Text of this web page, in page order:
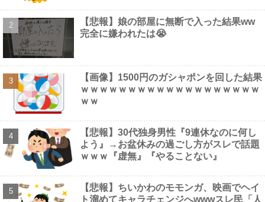
【画像】 大久保佳代子さん、やっぱりドスケベだったｗｗｗｗｗ
ｗ NEW!
ジャッキー・チェン「濃いメンツでお酒飲んだw(パシャ」 NEW!
Powered by livedoor 相互RSS
【悲報】娘の部屋に無断で入った結果ww
完全に嫌われたは😭
【画像】1500円のガシャポンを回した結果
ｗｗｗｗｗｗｗｗｗｗｗｗｗｗｗｗｗｗｗ
ｗｗ
【悲報】30代独身男性『9連休なのに何し
よう』→お盆休みの過ごし方がスレで話題
ｗｗｗ『虚無』『やることない』
【悲報】ちいかわのモモンガ、映画でヘイ
ト溜めてキャラチェンジへwwwスレ民「人